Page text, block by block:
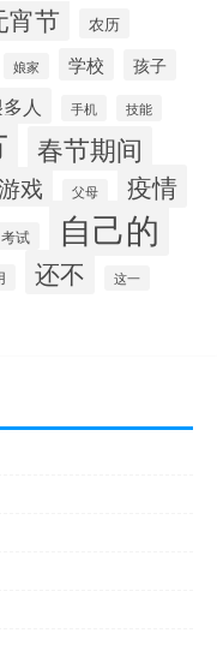
宵节 农历
娘家 学校 孩子
人 手机 技能
春节期间
戏 父母 疫情
考试 自己的
还不 这一